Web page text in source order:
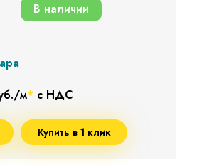
В наличии
м* с НДС
Купить в 1 клик